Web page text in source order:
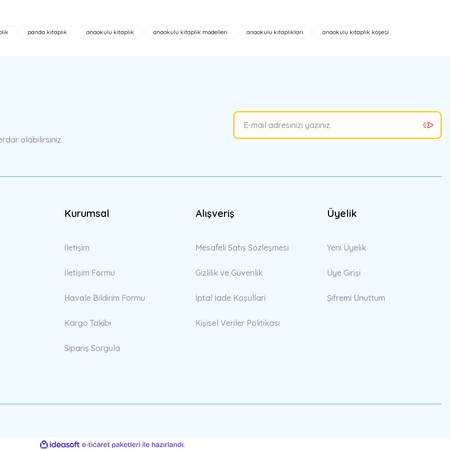
panda kitaplık anaokulu kitaplık anaokulu kitaplık modelleri anaokulu kitaplıkları
anaokulu kitaplık köşesi
olabilirsiniz.
Kurumsal
İletişim
İletişim Formu
Havale Bildirim Formu
Kargo Takibi
Sipariş Sorgula
Alışveriş
Mesafeli Satış Sözleşmesi
Gizlilik ve Güvenlik
İptal İade Koşullari
Kişisel Veriler Politikası
Üyelik
Yeni Üyelik
Üye Girişi
Şifremi Unuttum
ideasoft e-